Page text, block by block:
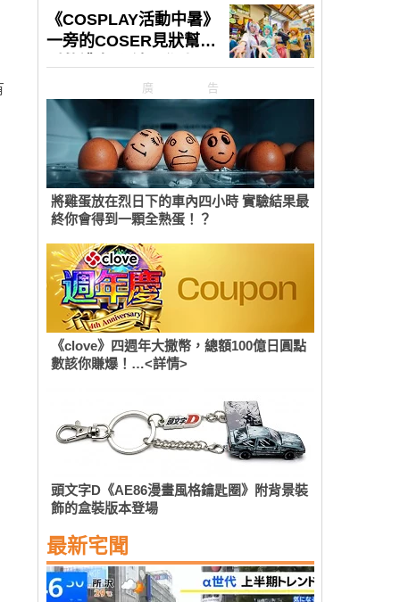
廣告
將雞蛋放在烈日下的車內四小時 實驗結果最
終你會得到一顆全熟蛋！？
《clove》四週年大撒幣，總額100億日圓點
數該你賺爆！…<詳情>
頭文字D《AE86漫畫風格鑰匙圈》附背景裝
飾的盒裝版本登場
最新宅聞